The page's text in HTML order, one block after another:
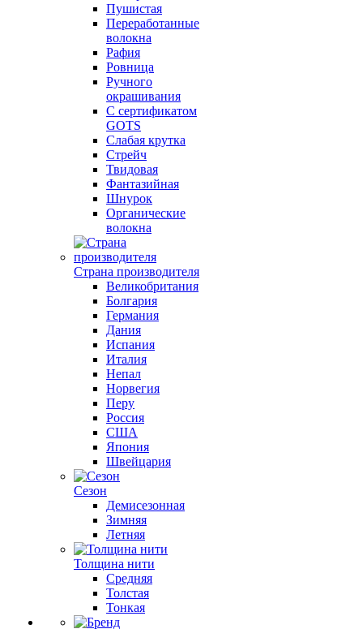
Пушистая
Переработанные
волокна
Рафия
Ровница
Ручного
окрашивания
С сертификатом
GOTS
Слабая крутка
Стрейч
Твидовая
Фантазийная
Шнурок
Органические
волокна
Страна производителя
Великобритания
Болгария
Германия
Дания
Испания
Италия
Непал
Норвегия
Перу
Россия
США
Япония
Швейцария
Сезон
Демисезонная
Зимняя
Летняя
Толщина нити
Средняя
Толстая
Тонкая